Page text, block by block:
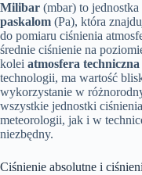
Milibar (mbar) to
paskalom (Pa), która
do pomiaru ciśnienia
średnie ciśnienie na
kolei atmosfera techniczna
technologii, ma wartość
wykorzystanie w
wszystkie jednostki
meteorologii, jak i w
niezbędny.
Ciśnienie absolutne i